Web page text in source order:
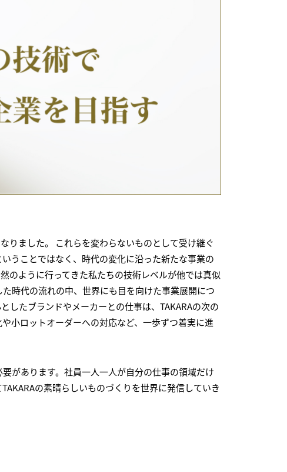
りました。 これらを変わらないものとして受け継ぐ
うことではなく、時代の変化に沿った新たな事業の
のように行ってきた私たちの技術レベルが他では真似
時代の流れの中、世界にも目を向けた事業展開につ
したブランドやメーカーとの仕事は、TAKARAの次の
小ロットオーダーへの対応など、一歩ずつ着実に進
があります。社員一人一人が自分の仕事の領域だけ
の素晴らしいものづくりを世界に発信していき